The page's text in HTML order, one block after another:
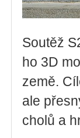
Sou­těž
ho 3D
země.
ale
cho­lů a